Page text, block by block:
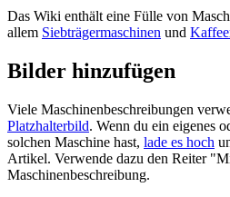
Das Wiki enthält eine Fülle von
allem Siebträgermaschinen und
Bilder hinzufügen
Viele Maschinenbeschreibungen
Platzhalterbild. Wenn du ein eigenes
solchen Maschine hast, lade es hoch
Artikel. Verwende dazu den Reiter
Maschinenbeschreibung.